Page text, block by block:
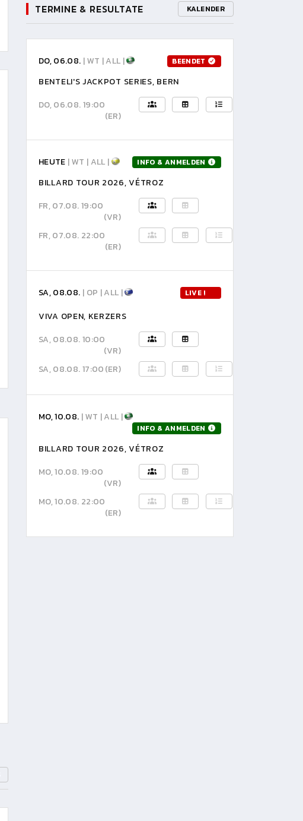
TERMINE & RESULTATE KALENDER
DO, 06.08. | WT | ALL | BEENDET
BENTELI'S JACKPOT SERIES, BERN
DO, 06.08. 19:00
(ER)
HEUTE | WT | ALL | INFO & ANMELDEN
BILLARD TOUR 2026, VÉTROZ
FR, 07.08. 19:00
(VR)
FR, 07.08. 22:00
(ER)
SA, 08.08. | OP | ALL | LIVE !
VIVA OPEN, KERZERS
SA, 08.08. 10:00
(VR)
SA, 08.08. 17:00(ER)
MO, 10.08. | WT | ALL |
INFO & ANMELDEN
BILLARD TOUR 2026, VÉTROZ
MO, 10.08. 19:00
(VR)
MO, 10.08. 22:00
(ER)